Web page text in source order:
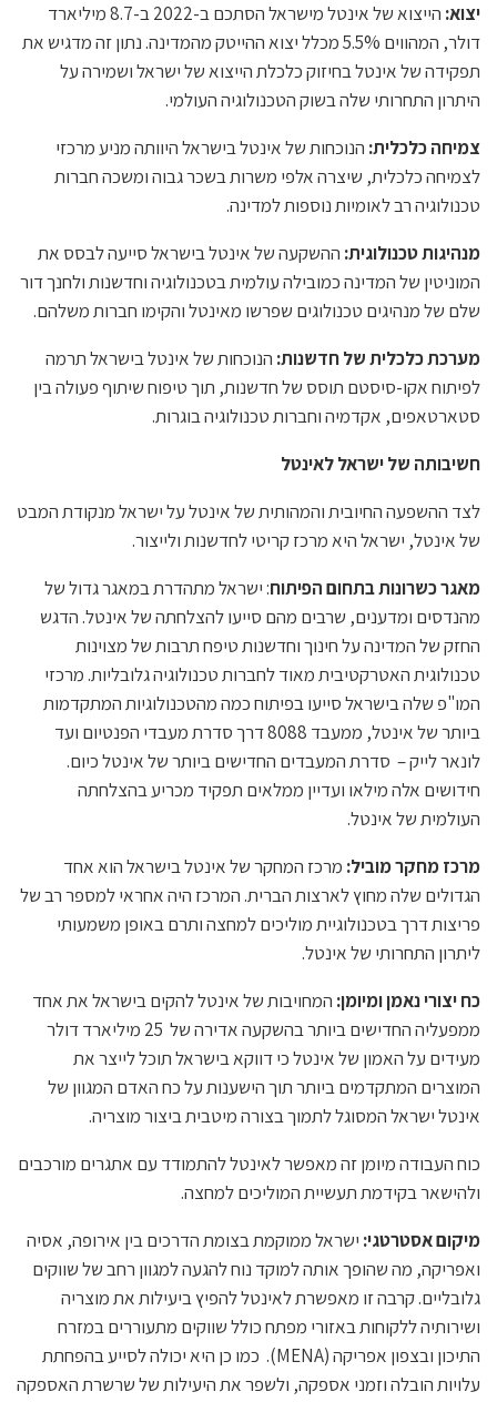
יצוא:
הייצוא של אינטל מישראל הסתכם ב-2022 ב-8.7 מיליארד
דולר, המהווים 5.5% מכלל יצוא ההייטק מהמדינה. נתון זה מדגיש את
תפקידה של אינטל בחיזוק כלכלת הייצוא של ישראל ושמירה על
היתרון התחרותי שלה בשוק הטכנולוגיה העולמי.
צמיחה כלכלית: הנוכחות של אינטל בישראל היוותה מניע מרכזי
לצמיחה כלכלית, שיצרה אלפי משרות בשכר גבוה ומשכה חברות
טכנולוגיה רב לאומיות נוספות למדינה.
מנהיגות טכנולוגית: ההשקעה של אינטל בישראל סייעה לבסס את
המוניטין של המדינה כמובילה עולמית בטכנולוגיה וחדשנות ולחנך דור
שלם של מנהיגים טכנולוגים שפרשו מאינטל והקימו חברות משלהם.
מערכת כלכלית של חדשנות: הנוכחות של אינטל בישראל תרמה
לפיתוח אקו-סיסטם תוסס של חדשנות, תוך טיפוח שיתוף פעולה בין
סטארטאפים, אקדמיה וחברות טכנולוגיה בוגרות.
חשיבותה של ישראל לאינטל
לצד ההשפעה החיובית והמהותית של אינטל על ישראל מנקודת המבט
של אינטל, ישראל היא מרכז קריטי לחדשנות ולייצור.
מאגר כשרונות בתחום הפיתוח: ישראל מתהדרת במאגר גדול של
מהנדסים ומדענים, שרבים מהם סייעו להצלחתה של אינטל. הדגש
החזק של המדינה על חינוך וחדשנות טיפח תרבות של מצוינות
טכנולוגית האטרקטיבית מאוד לחברות טכנולוגיה גלובליות. מרכזי
המו"פ שלה בישראל סייעו בפיתוח כמה מהטכנולוגיות המתקדמות
ביותר של אינטל, ממעבד 8088 דרך סדרת מעבדי הפנטיום ועד
לונאר לייק – סדרת המעבדים החדישים ביותר של אינטל כיום.
חידושים אלה מילאו ועדיין ממלאים תפקיד מכריע בהצלחתה
העולמית של אינטל.
מרכז מחקר מוביל: מרכז המחקר של אינטל בישראל הוא אחד
הגדולים שלה מחוץ לארצות הברית. המרכז היה אחראי למספר רב של
פריצות דרך בטכנולוגיית מוליכים למחצה ותרם באופן משמעותי
ליתרון התחרותי של אינטל.
כח יצורי נאמן ומיומן: המחויבות של אינטל להקים בישראל את אחד
ממפעליה החדישים ביותר בהשקעה אדירה של 25 מיליארד דולר
מעידים על האמון של אינטל כי דווקא בישראל תוכל לייצר את
המוצרים המתקדמים ביותר תוך הישענות על כח האדם המגוון של
אינטל ישראל המסוגל לתמוך בצורה מיטבית ביצור מוצריה.
כוח העבודה מיומן זה מאפשר לאינטל להתמודד עם אתגרים מורכבים
ולהישאר בקידמת תעשיית המוליכים למחצה.
מיקום אסטרטגי: ישראל ממוקמת בצומת הדרכים בין אירופה, אסיה
ואפריקה, מה שהופך אותה למוקד נוח להגעה למגוון רחב של שווקים
גלובליים. קרבה זו מאפשרת לאינטל להפיץ ביעילות את מוצריה
ושירותיה ללקוחות באזורי מפתח כולל שווקים מתעוררים במזרח
התיכון ובצפון אפריקה (MENA). כמו כן היא יכולה לסייע בהפחתת
עלויות הובלה וזמני אספקה, ולשפר את היעילות של שרשרת האספקה